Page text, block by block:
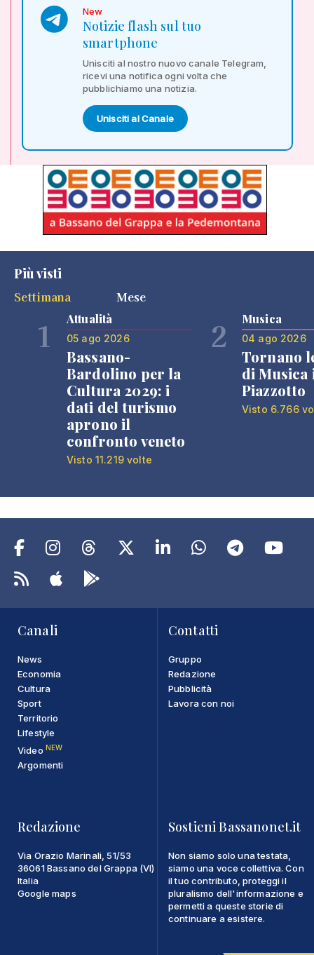
New
Notizie flash sul tuo
smartphone
Unisciti al nostro nuovo canale Telegram,
ricevi una notifica ogni volta che
pubblichiamo una notizia.
Unisciti al Canale
Più visti
Settimana
Mese
1 Attualità
05 ago 2026
Bassano-
Bardolino per la
Cultura 2029: i
dati del turismo
aprono il
confronto veneto
Visto 11.219 volte
2 Musica
04 ago 2026
Tornano
di Musica
Piazzotto
Visto 6.766
Canali
News
Economia
Cultura
Sport
Territorio
Lifestyle
Video NEW
Argomenti
Contatti
Gruppo
Redazione
Pubblicità
Lavora con noi
Redazione
Via Orazio Marinali, 51/53
36061 Bassano del Grappa (VI)
Italia
Google maps
Sostieni Bassanonet.it
Non siamo solo una testata,
siamo una voce collettiva. Con
il tuo contributo, proteggi il
pluralismo dell'informazione e
permetti a queste storie di
continuare a esistere.